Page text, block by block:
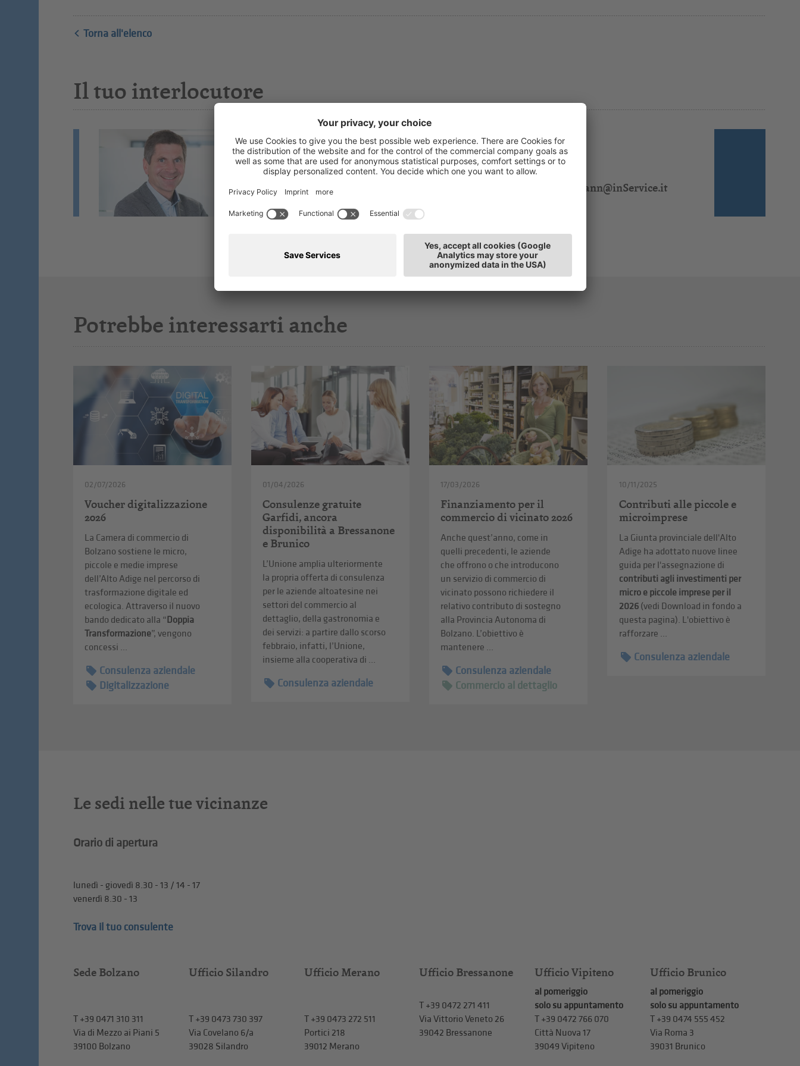
Torna all'elenco
Il tuo interlocutore
Franz Josef Dorfmann
Consulenza aziendale
Capoarea
Sede: Bolzano
T: 0471 310 424
E-mail:
franzjosef.dorfmann@inService.it
Potrebbe interessarti anche
02/07/2026
Voucher digitalizzazione
2026
La Camera di commercio di
Bolzano sostiene le micro,
piccole e medie imprese
dell’Alto Adige nel percorso di
trasformazione digitale ed
ecologica. Attraverso il nuovo
bando dedicato alla “ Doppia
Transformazione”, vengono
concessi ...
Consulenza aziendale
Digitalizzazione
01/04/2026
Consulenze gratuite
Garfidi, ancora
disponibilità a Bressanone
e Brunico
L’Unione amplia ulteriormente
la propria offerta di consulenza
per le aziende altoatesine nei
settori del commercio al
dettaglio, della gastronomia e
dei servizi: a partire dallo scorso
febbraio, infatti, l’Unione,
insieme alla cooperativa di ...
Consulenza aziendale
17/03/2026
Finanziamento per il
commercio di vicinato 2026
Anche quest’anno, come in
quelli precedenti, le aziende
che offrono o che introducono
un servizio di commercio di
vicinato possono richiedere il
relativo contributo di sostegno
alla Provincia Autonoma di
Bolzano. L’obiettivo è
mantenere ...
Consulenza aziendale
Commercio al dettaglio
10/11/2025
Contributi alle piccole e
microimprese
La Giunta provinciale dell'Alto
Adige ha adottato nuove linee
guida per l'assegnazione di
contributi agli investimenti per
micro e piccole imprese per il
2026 (vedi Download in fondo a
questa pagina). L'obiettivo è
rafforzare ...
Consulenza aziendale
Le sedi nelle tue vicinanze
Orario di apertura
lunedì - giovedì 8.30 - 13 / 14 - 17
venerdì 8.30 - 13
Trova il tuo consulente
Sede Bolzano
T+39 0471 310 311
Via di Mezzo ai Piani 5
39100 Bolzano
Ufficio Silandro
T+39 0473 730 397
Via Covelano 6/a
39028 Silandro
Ufficio Merano
T+39 0473 272 511
Portici 218
39012 Merano
Ufficio Bressanone
T +39 0472 271 411
Via Vittorio Veneto 26
39042 Bressanone
Ufficio Vipiteno
al pomeriggio
solo su appuntamento
T +39 0472 766 070
Città Nuova 17
39049 Vipiteno
Ufficio Brunico
al pomeriggio
solo su appuntamento
T +39 0474 555 452
Via Roma 3
39031 Brunico